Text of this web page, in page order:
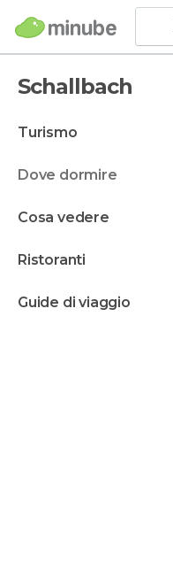
Schallbach
turismo
dove dormire
cosa vedere
ristoranti
guide di viaggio